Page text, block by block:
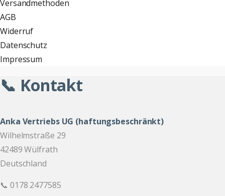
Versandmethoden
AGB
Widerruf
Datenschutz
Impressum
📞 Kontakt
Anka Vertriebs UG (haftungsbeschränkt)
Wilhelmstraße 29
42489 Wülfrath
Deutschland
📞 0178 2477585